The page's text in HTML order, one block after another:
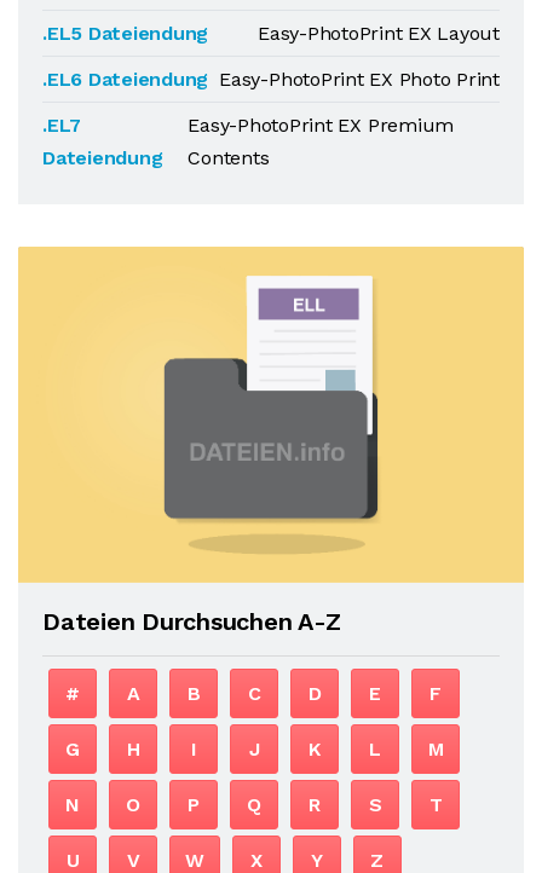
.EL5 Dateiendung
Easy-PhotoPrint EX Layout
.EL6 Dateiendung Easy-PhotoPrint EX Photo Print
.EL7
Dateiendung
Easy-PhotoPrint EX Premium
Contents
Dateien Durchsuchen A-Z
# A B C D E F
G H I J K L M
N O P Q R S T
U V W X Y Z